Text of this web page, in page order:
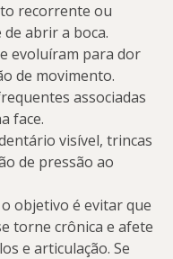
recorrente ou
de abrir a boca.
evoluíram para dor
de movimento.
associadas
face.
visível, trincas
de pressão ao
objetivo é evitar que
torne crônica e afete
e articulação. Se